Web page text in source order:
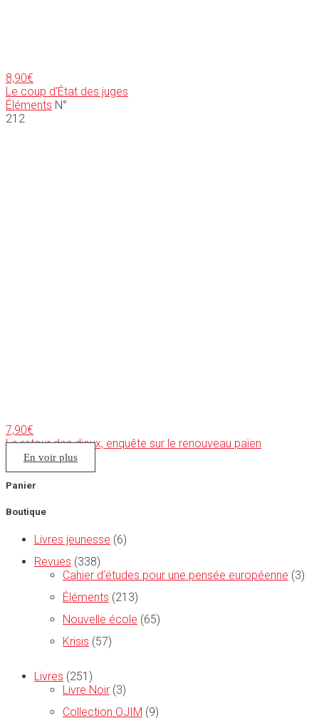
8,90€
Le coup d’État des juges
Éléments N°
212
7,90€
Le retour des dieux, enquête sur le renouveau païen
En voir plus
Panier
Boutique
Livres jeunesse (6)
Revues (338)
Cahier d’études pour une pensée européenne (3)
Éléments (213)
Nouvelle école (65)
Krisis (57)
Livres (251)
Livre Noir (3)
Collection OJIM (9)